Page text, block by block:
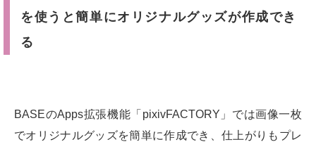
を使うと簡単にオリジナルグッズが作成でき
る
BASEのApps拡張機能「pixivFACTORY」では画像一枚
でオリジナルグッズを簡単に作成でき、仕上がりもプレ